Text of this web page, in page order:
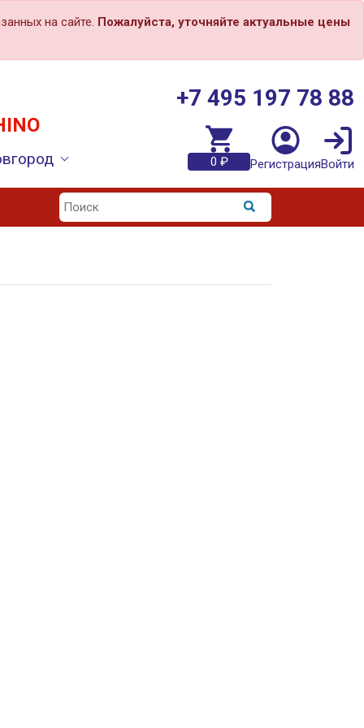
на сайте. Пожалуйста, уточняйте актуальные цены
+7 495 197 78 88
0 ₽ РегистрацияВойти